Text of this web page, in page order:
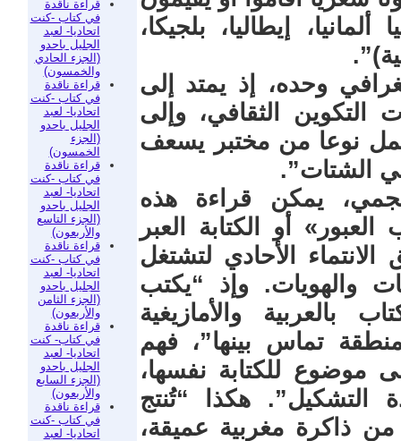
قراءة ناقدة
في كتاب -كنت
اتحاديا- لعبد
الجليل باحدو
(الجزء الحادي
والخمسون)
قراءة ناقدة
في كتاب -كنت
اتحاديا- لعبد
الجليل باحدو
(الجزء
الخمسون)
قراءة ناقدة
في كتاب -كنت
اتحاديا- لعبد
الجليل باحدو
(الجزء التاسع
والأربعون)
قراءة ناقدة
في كتاب -كنت
اتحاديا- لعبد
الجليل باحدو
(الجزء الثامن
والأربعون)
قراءة ناقدة
في كتاب- كنت
اتحاديا- لعبد
الجليل باحدو
(الجزء السابع
والأربعون)
قراءة ناقدة
في كتاب -كنت
اتحاديا- لعبد
إيطاليا، بلجيكا،
وحده، إذ يمتد إلى
التكوين الثقافي، وإلى
نوعا من مختبر يسعف
الشتات”.
يمكن قراءة هذه
أو الكتابة العبر
الأحادي لتشتغل
والهويات. وإذ “يكتب
بالعربية والأمازيغية
منطقة تماس بينها”، فهم
موضوع للكتابة نفسها،
التشكيل”. هكذا “تُنتج
ذاكرة مغربية عميقة،